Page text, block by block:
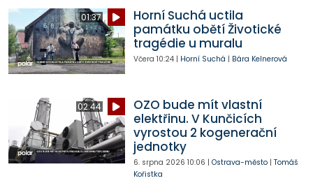
01:37
Horní Suchá uctila
památku obětí Životické
tragédie u muralu
Včera 10:24| Horní Suchá | Bára Kelnerová
02:44
OZO bude mít vlastní
elektřinu. V Kunčicích
vyrostou 2 kogenerační
jednotky
6. srpna 2026 10:06 | Ostrava-město| Tomáš
Kořistka